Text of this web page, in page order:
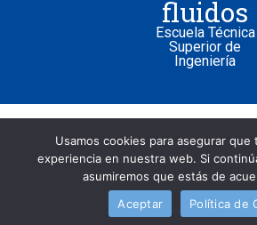
fluidos
Escuela Técnica
Superior de
Ingeniería
Usamos cookies para asegurar que
experiencia en nuestra web. Si
asumiremos que estás de
Aceptar
Política de